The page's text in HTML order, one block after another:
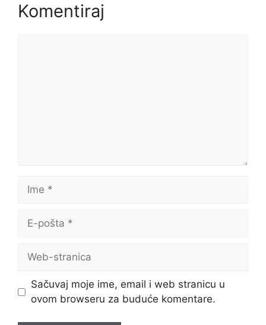
Komentiraj
Ime
pošta
Web-
Sačuvaj moje ime, email i web stranicu u
ovom browseru za buduće komentare.